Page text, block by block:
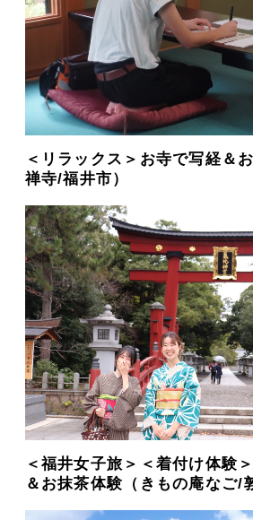
＜リラックス＞お寺で写経＆
禅寺/福井市）
＜福井女子旅＞＜着付け体験
＆お抹茶体験（きもの庵なご/